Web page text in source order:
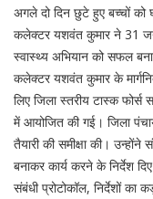
अगले दो दिन छुटे हुए बच्चों को
कलेक्टर यशवंत कुमार ने 31
स्वास्थ्य अभियान को सफल
कलेक्टर यशवंत कुमार के
लिए जिला स्तरीय टास्क
में आयोजित की गई। जिला
तैयारी की समीक्षा की।
बनाकर कार्य करने के निर्देश
संबंधी प्रोटोकॉल, निर्देशों का